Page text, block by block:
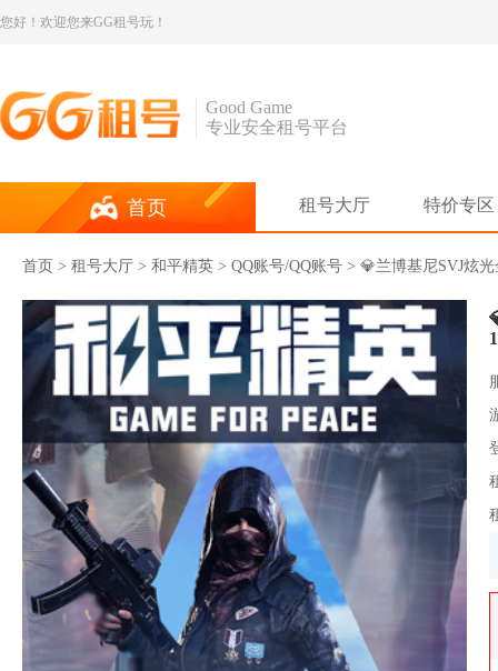
您好！欢迎您来GG租号玩！
Good Game
专业安全租号平台
首页 租号大厅 特价专区
首页 > 租号大厅 > 和平精英 > QQ账号/QQ账号 > 💎兰博基尼SVJ炫